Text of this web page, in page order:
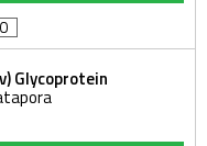
Glycoprotein